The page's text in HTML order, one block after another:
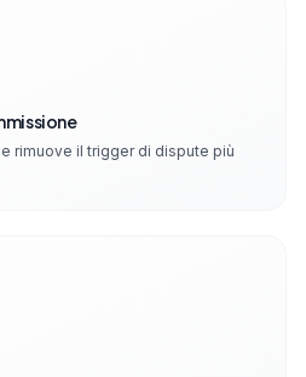
rimuove il trigger di dispute più